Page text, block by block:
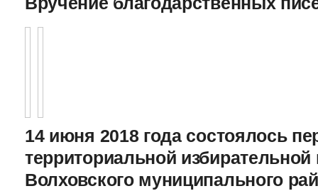
14 июня 2018 года состоялось
территориальной
Волховского муниципального